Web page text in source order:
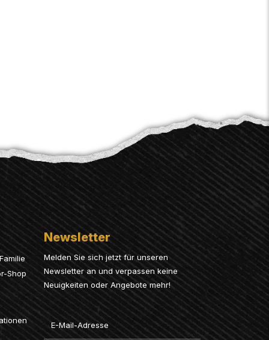
Shop
Newsletter
Melden Sie sich jetzt für unseren
Newsletter an und verpassen keine
Neuigkeiten oder Angebote mehr!
Email